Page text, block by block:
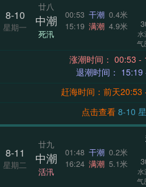
8-10
星期一
廿八
中潮
死汛
00:53 干潮 0.4米
15:19 满潮 4.9米
水
气
涨潮时间：
退潮时间
赶海时间：前天20:53
点击查看
8-
8-11
星期二
廿九
中潮
活汛
01:48 干潮 0.2米
16:24 满潮 5.1米
水
气